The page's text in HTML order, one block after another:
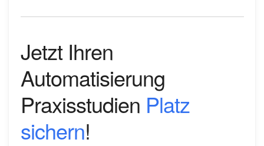
Jetzt Ihren
Automatisierung
Praxisstudien Platz
sichern!